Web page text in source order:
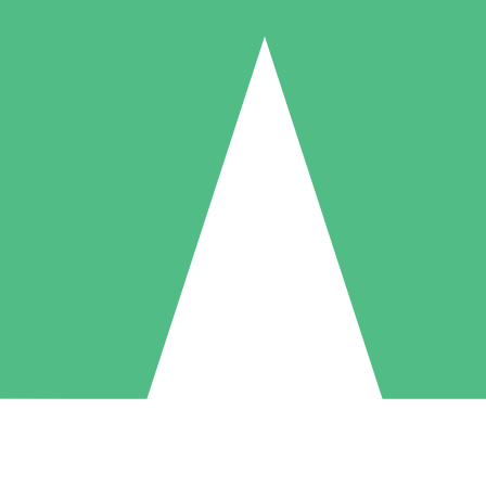
Individuele Creditpakketten
per gebruik met downloadtegoeden. Geen maandelijkse verplichting
5 Downloaden
US$